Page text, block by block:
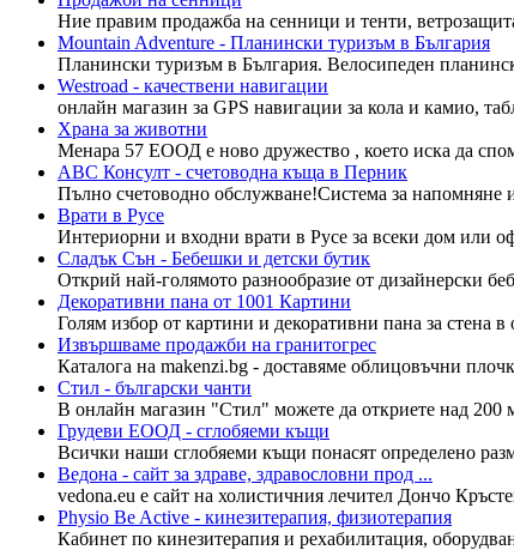
Ние правим продажба на сенници и тенти,
Mountain Adventure - Планински туризъм в България
Планински туризъм в България. Велосипеден
Westroad - качествени навигации
онлайн магазин за GPS навигации за кола и камио,
Храна за животни
Менара 57 ЕООД е ново дружество , което иска да
АВС Консулт - счетоводна къща в Перник
Пълно счетоводно обслужване!Система за напомняне
Врати в Русе
Интериорни и входни врати в Русе за всеки дом или
Сладък Сън - Бебешки и детски бутик
Открий най-голямото разнообразие от дизайнерски
Декоративни пана от 1001 Картини
Голям избор от картини и декоративни пана за стена
Извършваме продажби на гранитогрес
Каталога на makenzi.bg - доставяме облицовъчни
Стил - български чанти
В онлайн магазин "Стил" можете да откриете над 200
Грудеви ЕООД - сглобяеми къщи
Всички наши сглобяеми къщи понасят определено
Ведона - сайт за здраве, здравословни прод ...
vedona.eu е сайт на холистичния лечител Дончо
Physio Be Active - кинезитерапия, физиотерапия
Кабинет по кинезитерапия и рехабилитация,